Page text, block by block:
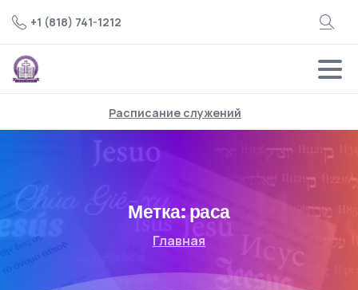
+1 (818) 741-1212
Расписание служений
Метка:раса
Главная